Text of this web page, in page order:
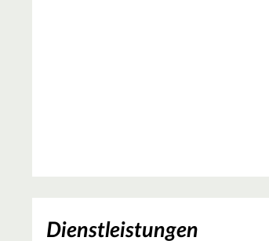
Dienstleistungen